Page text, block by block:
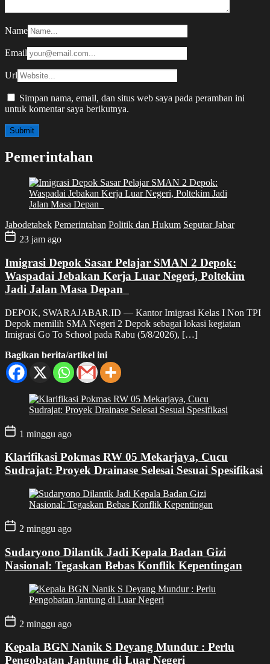
Name
Email
Url
Simpan nama, email, dan situs web saya pada peramban ini
untuk komentar saya berikutnya.
Pemerintahan
Jabodetabek Pemerintahan Politik dan Hukum Seputar Jabar
23 jam ago
Imigrasi Depok Sasar Pelajar SMAN 2 Depok:
Waspadai Jebakan Kerja Luar Negeri, Poltekim
Jadi Jalan Masa Depan
DEPOK, SWARAJABAR.ID — Kantor Imigrasi Kelas I Non TPI
Depok memilih SMA Negeri 2 Depok sebagai lokasi kegiatan
Imigrasi Go To School pada Rabu (5/8/2026), […]
Bagikan berita/artikel ini
1 minggu ago
Klarifikasi Pokmas RW 05 Mekarjaya, Cucu
Sudrajat: Proyek Drainase Selesai Sesuai Spesifikasi
2 minggu ago
Sudaryono Dilantik Jadi Kepala Badan Gizi
Nasional: Tegaskan Bebas Konflik Kepentingan
2 minggu ago
Kepala BGN Nanik S Deyang Mundur : Perlu
Pengobatan Jantung di Luar Negeri